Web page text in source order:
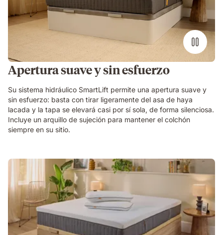
Apertura suave y sin esfuerzo
Su sistema hidráulico SmartLift permite una apertura suave y
sin esfuerzo: basta con tirar ligeramente del asa de haya
lacada y la tapa se elevará casi por sí sola, de forma silenciosa.
Incluye un arquillo de sujeción para mantener el colchón
siempre en su sitio.